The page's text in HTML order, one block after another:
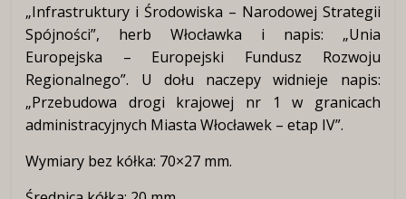
„Infrastruktury i Środowiska – Narodowej Strategii
Spójności”, herb Włocławka i napis: „Unia
Europejska – Europejski Fundusz Rozwoju
Regionalnego”. U dołu naczepy widnieje napis:
„Przebudowa drogi krajowej nr 1 w granicach
administracyjnych Miasta Włocławek – etap IV”.
Wymiary bez kółka: 70×27 mm.